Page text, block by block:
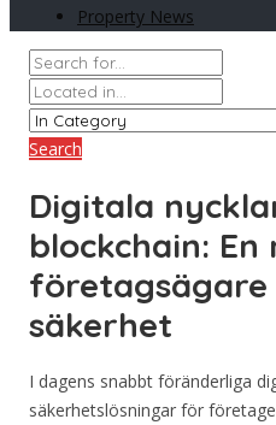
Property News
Search
Digitala
blockchain:
företagsägare
säkerhet
I dagens snabbt föränderliga
säkerhetslösningar för